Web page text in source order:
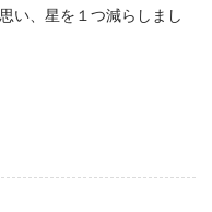
い、星を１つ減らしまし